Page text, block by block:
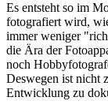
Es entsteht so im
fotografiert wird,
immer weniger
die Ära der
noch
Deswegen ist nicht
Entwicklung zu